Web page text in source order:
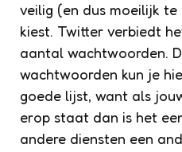
veilig (en dus moeilijk
kiest. Twitter verbiedt
aantal wachtwoorden.
wachtwoorden kun je
goede lijst, want als
erop staat dan is het
andere diensten een